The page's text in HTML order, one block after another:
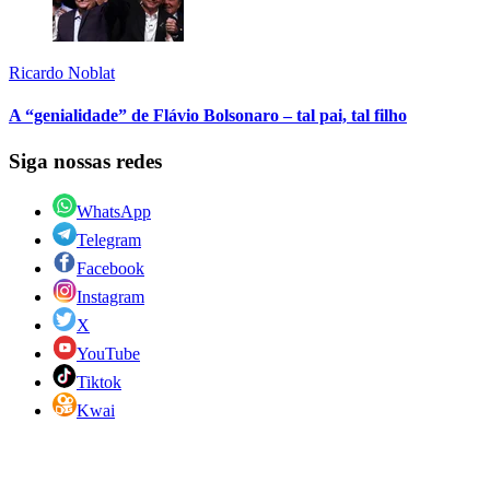
Ricardo Noblat
A “genialidade” de Flávio Bolsonaro – tal pai, tal filho
Siga nossas redes
WhatsApp
Telegram
Facebook
Instagram
X
YouTube
Tiktok
Kwai